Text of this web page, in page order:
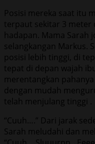
Posisi mereka saat itu
terpaut sekitar 3 meter
hadapan. Mama Sarah
selangkangan Markus.
posisi lebih tinggi, di
tepat di depan wajah
merentangkan
dengan mudah
telah menjulang tinggi .
“Cuuh….” Dari jarak
Sarah meludahi dan